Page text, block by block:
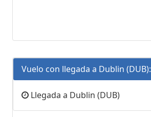
Vuelo con llegada a Dublin (DUB):
Llegada a Dublin (DUB)